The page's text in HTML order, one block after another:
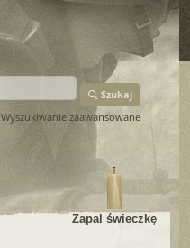
Szukaj
Wyszukiwanie zaawansowane
Zapal świeczkę